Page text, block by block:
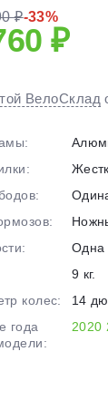
₽-33%
₽
ВелоСклад
Одна
9 кг.
колес:
14
года
2020